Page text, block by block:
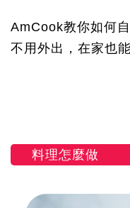
AmCook教你如何
不用外出，在家也
料理怎麼做